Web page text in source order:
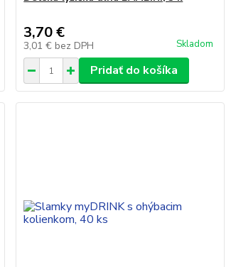
3,70 €
3,01 € bez DPH Skladom
Pridať do košíka